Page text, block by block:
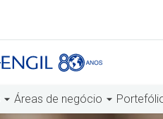
Áreas de negócio